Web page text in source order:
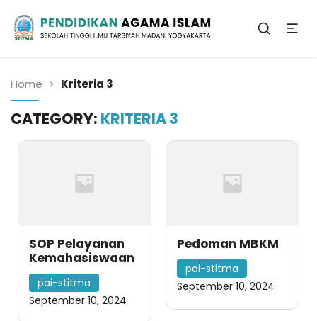
Pendidikan Agama
Islam
Yogyakarta
Home Kriteria 3
CATEGORY: KRITERIA 3
SOP Pelayanan
Kemahasiswaan
pai-stitma
September 10, 2024
Pedoman MBKM
pai-stitma
September 10, 2024